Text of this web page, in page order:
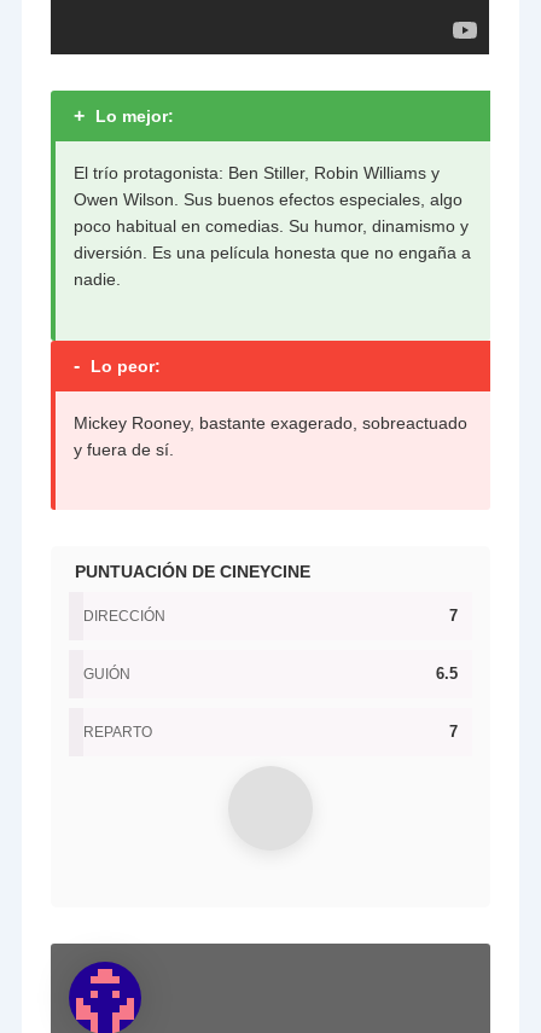
+ Lo mejor:
El trío protagonista: Ben Stiller, Robin Williams y
Owen Wilson. Sus buenos efectos especiales, algo
poco habitual en comedias. Su humor, dinamismo y
diversión. Es una película honesta que no engaña a
nadie.
- Lo peor:
Mickey Rooney, bastante exagerado, sobreactuado
y fuera de sí.
PUNTUACIÓN DE CINEYCINE
DIRECCIÓN 7
GUIÓN 6.5
REPARTO 7